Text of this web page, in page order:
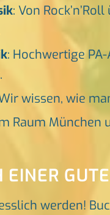
: Von
: Hochwertige
wissen, wie
Raum München
EINER
werden!